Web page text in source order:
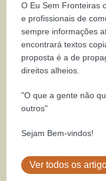
O Eu Sem Fronteiras
e profissionais de
sempre informações
encontrará textos
proposta é a de
direitos alheios.
"O que a gente não
outros"
Sejam Bem-vindos!
Ver todos os